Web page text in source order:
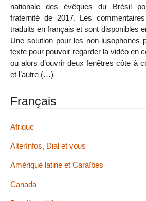
nationale des évêques du Brésil
fraternité de 2017. Les
traduits en français et sont disponibles
Une solution pour les non-lusophones
texte pour pouvoir regarder la vidéo en
ou alors d’ouvrir deux fenêtres côte à
et l’autre (…)
Français
Afrique
AlterInfos, Dial et vous
Amérique latine et Caraïbes
Canada